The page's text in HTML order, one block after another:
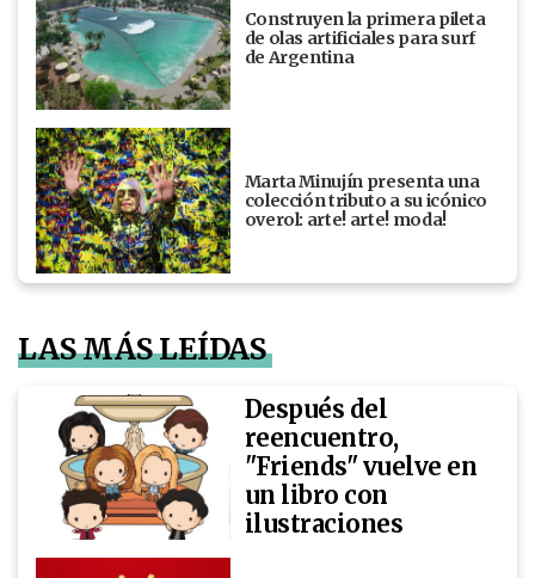
Construyen la primera pileta
de olas artificiales para surf
de Argentina
Marta Minujín presenta una
colección tributo a su icónico
overol: arte! arte! moda!
LAS MÁS LEÍDAS
Después del
reencuentro,
"Friends" vuelve en
un libro con
ilustraciones